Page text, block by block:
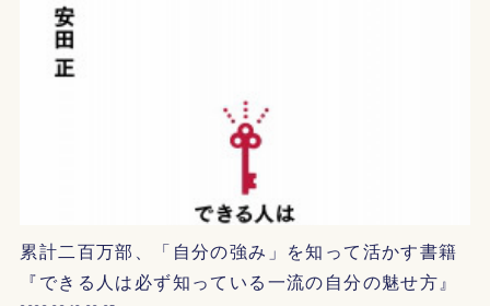
累計二百万部、「自分の強み」を知って活かす書籍
『できる人は必ず知っている一流の自分の魅せ方』